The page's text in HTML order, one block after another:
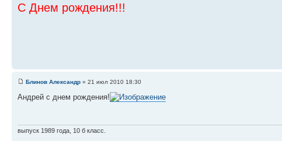
С Днем рождения!!!
Блинов Александр » 21 июл 2010 18:30
Андрей с днем рождения!
выпуск 1989 года, 10 б класс.